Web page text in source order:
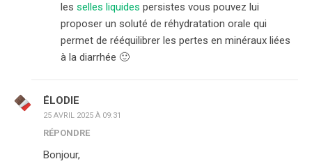
les selles liquides persistes vous pouvez lui
proposer un soluté de réhydratation orale qui
permet de rééquilibrer les pertes en minéraux liées
à la diarrhée 🙂
ÉLODIE
25 AVRIL 2025 À 09:31
RÉPONDRE
Bonjour,